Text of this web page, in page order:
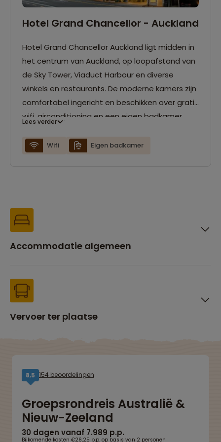
Hotel Grand Chancellor - Auckland
Hotel Grand Chancellor Auckland ligt midden in
het centrum van Auckland, op loopafstand van
de Sky Tower,Viaduct Harbouren diverse
winkels en restaurants. De moderne kamers zijn
comfortabel ingericht en beschikken overgratis
wifi, airconditioning en een eigen badkamer
en fitnessruimte.
Lees verder
Wifi Eigen badkamer
Accommodatie algemeen
Vervoer ter plaatse
8,5 154 beoordelingen
Groepsrondreis Australië &
Nieuw-Zeeland
30 dagen vanaf 7.989 p.p.
Bijkomende kosten €26,25 p.p. op basis van 2 personen